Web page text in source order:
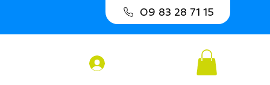
09 83 28 71 15